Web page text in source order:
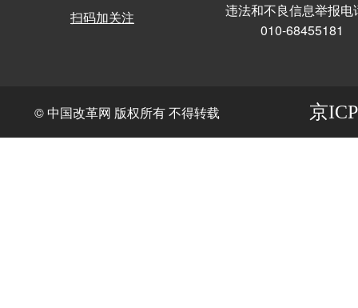
扫码加关注
违法和不良信息举报电
010-68455181
© 中国改革网 版权所有 不得转载 京